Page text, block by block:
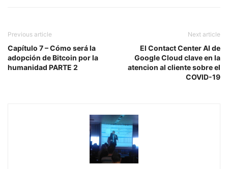
Previous article
Capítulo 7 – Cómo será la
adopción de Bitcoin por la
humanidad PARTE 2
Next article
El Contact Center AI de
Google Cloud clave en la
atencion al cliente sobre el
COVID-19